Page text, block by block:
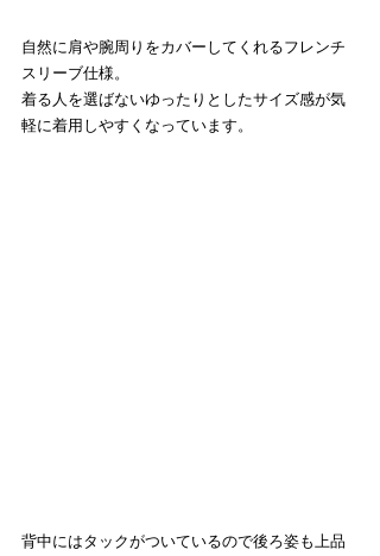
自然に肩や腕周りをカバーしてくれるフレンチ
スリーブ仕様。
着る人を選ばないゆったりとしたサイズ感が気
軽に着用しやすくなっています。
背中にはタックがついているので後ろ姿も上品